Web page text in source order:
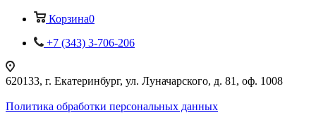
Корзина0
+7 (343) 3-706-206
620133, г. Екатеринбург, ул. Луначарского, д. 81, оф. 1008
Политика обработки персональных данных